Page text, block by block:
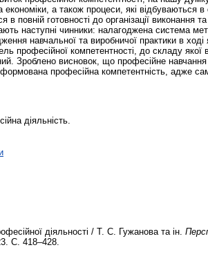
економіки, а також процеси, які відбуваються
повній готовності до організації виконання
наступні чинники: налагоджена система
навчальної та виробничої практики в
професійної компетентності, до складу якої
Зроблено висновок, що професійне
професійна компетентність, адже
діяльність.
діяльності / Т. С. Гужанова та ін.
С. 418–428.